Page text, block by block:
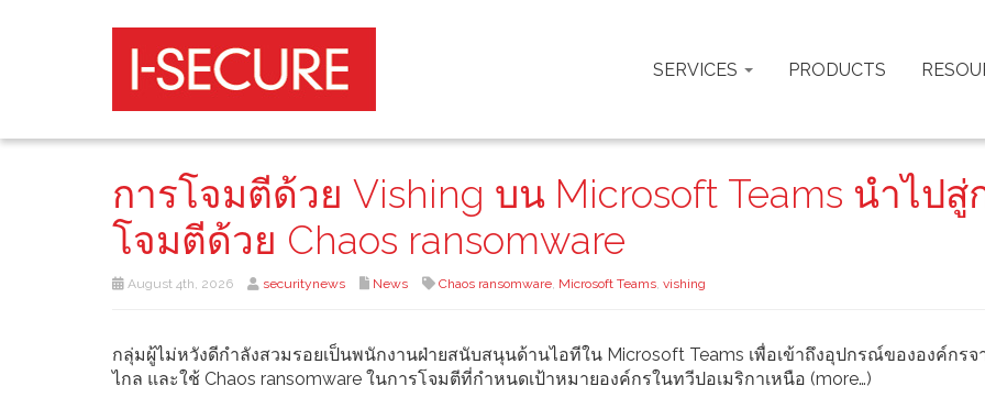
SERVICES PRODUCTS
การโจมตีด้วย Vishing บน Microsoft Teams นำไปสู่
โจมตีด้วย Chaos ransomware
August 4th, 2026 securitynews News Chaos ransomware, Microsoft Teams, vishing
กลุ่มผู้ไม่หวังดีกำลังสวมรอยเป็นพนักงานฝ่ายสนับสนุนด้านไอทีใน Microsoft Teams เพื่อเข้าถึงอุปกรณ์ขององค์กรจ
ไกล และใช้ Chaos ransomware ในการโจมตีที่กำหนดเป้าหมายองค์กรในทวีปอเมริกาเหนือ (more…)